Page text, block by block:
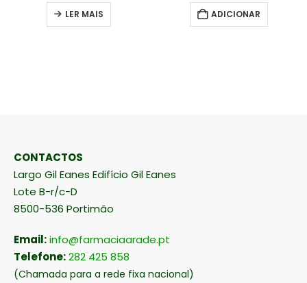
original
era:
LER MAIS ADICIONAR
CONTACTOS
Largo Gil Eanes Edifício Gil Eanes
Lote B-r/c-D
8500-536 Portimão
Email:info@farmaciaarade.pt
Telefone:282 425 858
(Chamada para a rede fixa nacional)